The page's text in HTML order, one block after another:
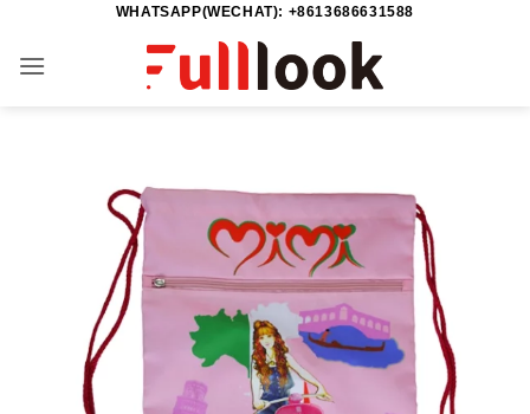
content
WHATSAPP(WECHAT): +8613686631588